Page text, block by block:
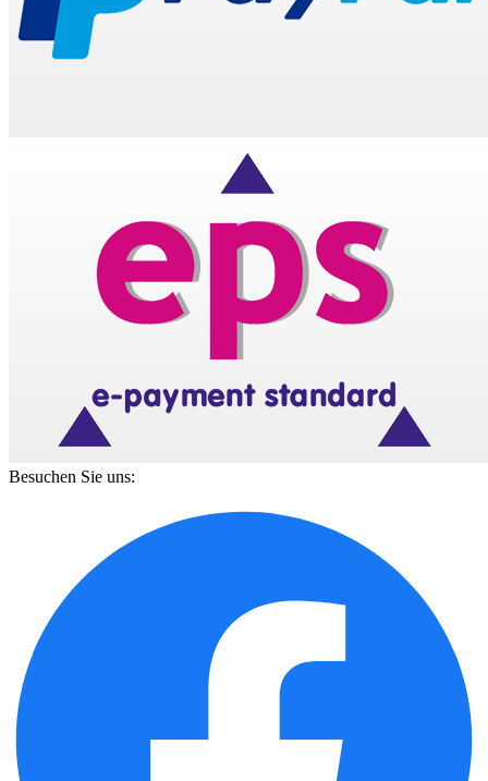
Besuchen Sie uns: